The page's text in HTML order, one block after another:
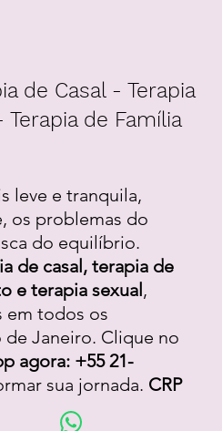
de Casal - Terapia
de Família
leve e tranquila,
os problemas do
do equilíbrio.
de casal, terapia de
e terapia sexual,
em todos os
Janeiro. Clique no
agora: +55 21-
sua jornada. CRP